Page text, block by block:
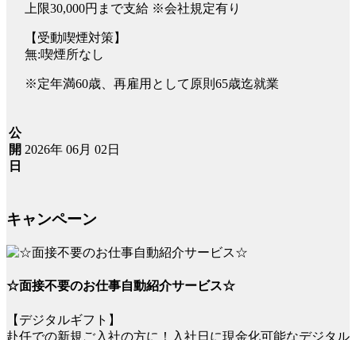
上限30,000円まで支給 ※会社規定有り
【受動喫煙対策】
無:喫煙所なし
※定年満60歳、再雇用として原則65歳迄就業
公
開
日
2026年 06月 02日
キャンペーン
☆面接不要のお仕事自動紹介サービス☆
【デジタルギフト】
赴任での新規ご入社の方に！入社日に現金化可能なデジタル